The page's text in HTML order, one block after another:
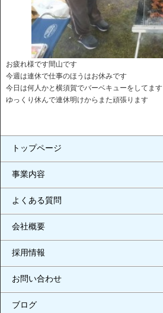
お疲れ様です間山です
今週は連休で仕事のほうはお休みです
今日は何人かと横須賀でバーベキューをしてます
ゆっくり休んで連休明けからまた頑張ります
トップページ
事業内容
よくある質問
会社概要
採用情報
お問い合わせ
ブログ